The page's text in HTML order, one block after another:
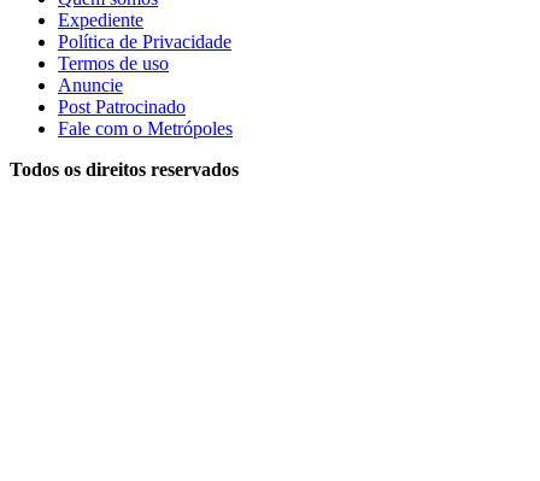
Expediente
Política de Privacidade
Termos de uso
Anuncie
Post Patrocinado
Fale com o Metrópoles
Todos os direitos reservados